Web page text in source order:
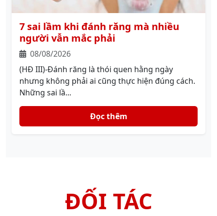
7 sai lầm khi đánh răng mà nhiều
người vẫn mắc phải
08/08/2026
(HĐ III)-Đánh răng là thói quen hằng ngày
nhưng không phải ai cũng thực hiện đúng cách.
Những sai lầ...
Đọc thêm
ĐỐI TÁC